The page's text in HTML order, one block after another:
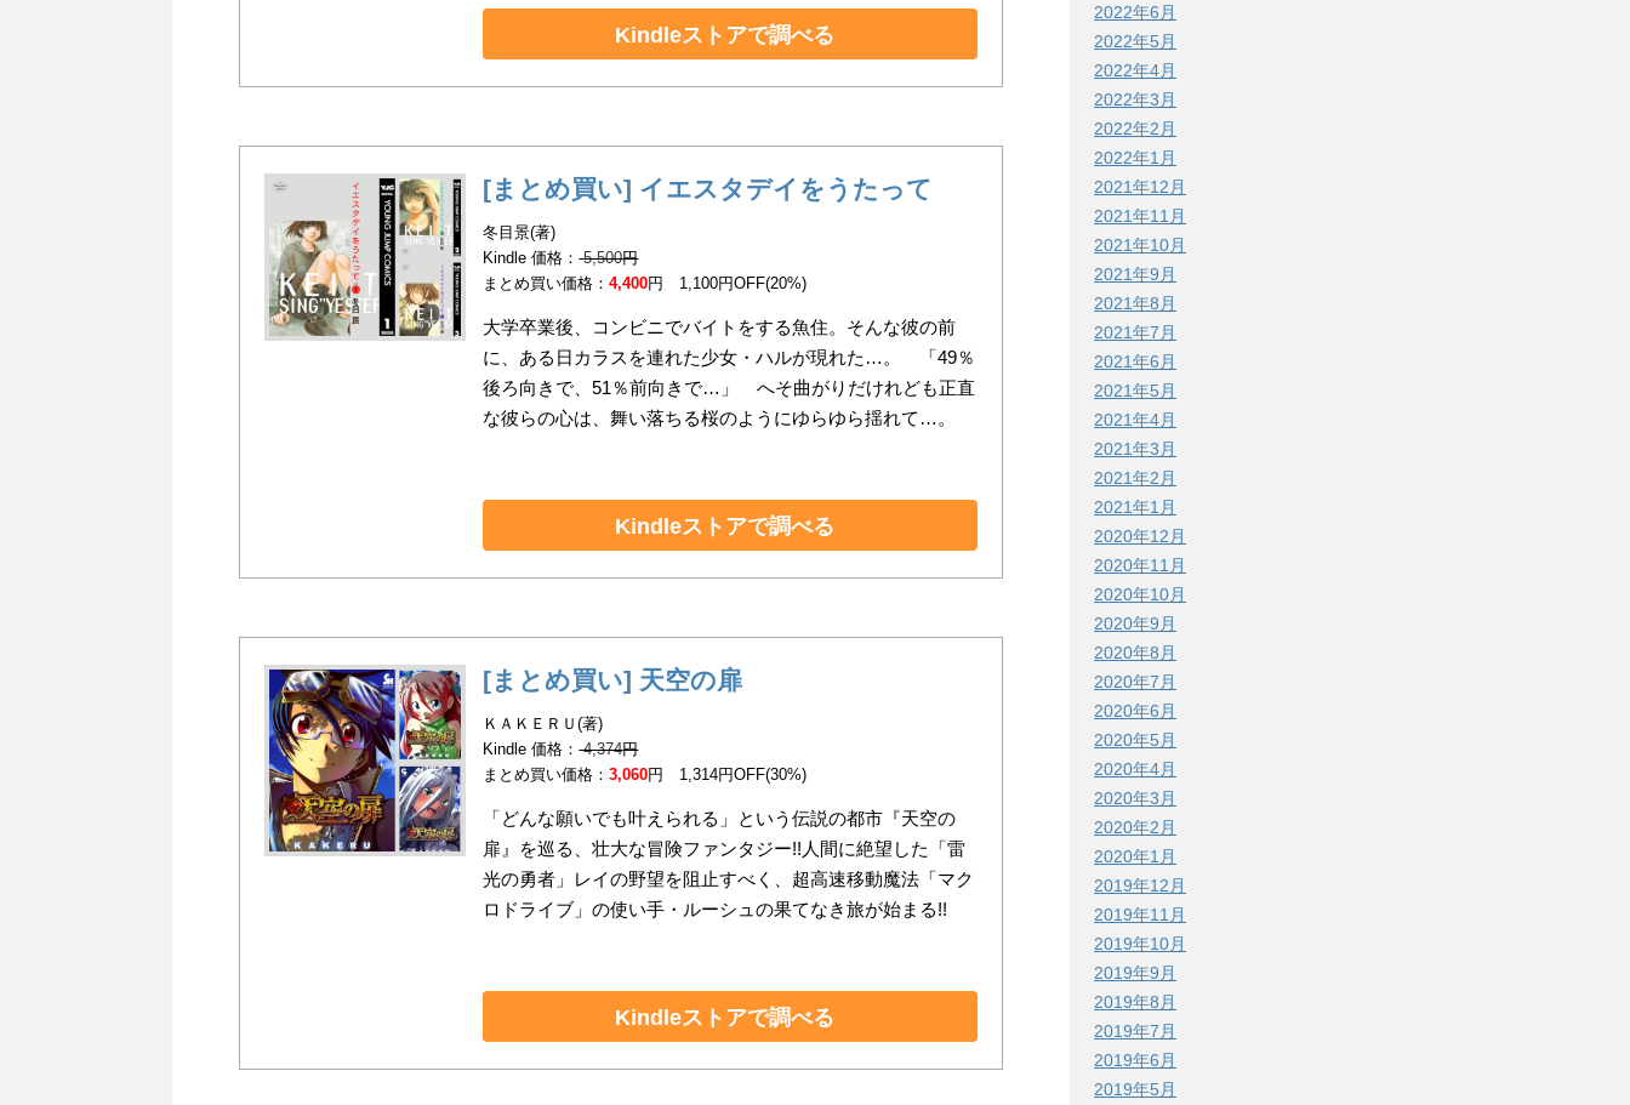
Kindleストアで調べる
[まとめ買い] イエスタデイをうたって
冬目景(著)
Kindle 価格： 5,500円
まとめ買い価格：4,400円 1,100円OFF(20%)
大学卒業後、コンビニでバイトをする魚住。そんな彼の前
に、ある日カラスを連れた少女・ハルが現れた…。 「49％
後ろ向きで、51％前向きで…」 へそ曲がりだけれども正直
な彼らの心は、舞い落ちる桜のようにゆらゆら揺れて…。
Kindleストアで調べる
[まとめ買い] 天空の扉
ＫＡＫＥＲＵ(著)
Kindle 価格： 4,374円
まとめ買い価格：3,060円 1,314円OFF(30%)
「どんな願いでも叶えられる」という伝説の都市『天空の
扉』を巡る、壮大な冒険ファンタジー!!人間に絶望した「雷
光の勇者」レイの野望を阻止すべく、超高速移動魔法「マク
ロドライブ」の使い手・ルーシュの果てなき旅が始まる!!
Kindleストアで調べる
2022年6月
2022年5月
2022年4月
2022年3月
2022年2月
2022年1月
2021年12月
2021年11月
2021年10月
2021年9月
2021年8月
2021年7月
2021年6月
2021年5月
2021年4月
2021年3月
2021年2月
2021年1月
2020年12月
2020年11月
2020年10月
2020年9月
2020年8月
2020年7月
2020年6月
2020年5月
2020年4月
2020年3月
2020年2月
2020年1月
2019年12月
2019年11月
2019年10月
2019年9月
2019年8月
2019年7月
2019年6月
2019年5月